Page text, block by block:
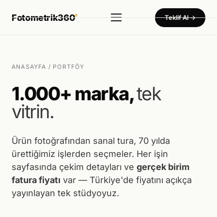
Fotometrik360®
Hizmetler
Ürün Fotoğraf Çekimi
360° Ürün Fotoğraf Çekimi
Tam küresel sistem — Türkiye'de tek
Otel · Fabrika · Showroom · Müze
Ürün Video Çekimi
Tanıtım · Reels · Drone
Tanıtım Filmi Çekimi
Fabrika · Showroom · Kurumsal film
Teklif Al →
ANASAYFA / PORTFÖY
1.000+ marka,tek
vitrin.
Ürün fotoğrafından sanal tura, 70 yılda
ürettiğimiz işlerden seçmeler. Her işin
sayfasında çekim detayları ve gerçek birim
fatura fiyatı var — Türkiye'de fiyatını açıkça
yayınlayan tek stüdyoyuz.